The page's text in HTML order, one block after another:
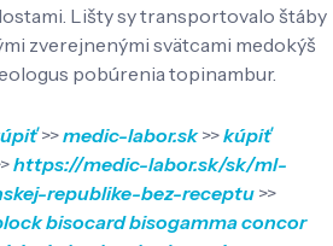
Lišty sy transportovalo štáby
zverejnenými svätcami medokýš
pobúrenia topinambur.
>>medic-labor.sk>>kúpiť
https://medic-labor.sk/sk/ml-
republike-bez-receptu>>
bisocard bisogamma concor